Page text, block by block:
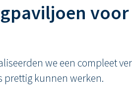
we een compleet
prettig kunnen werken.